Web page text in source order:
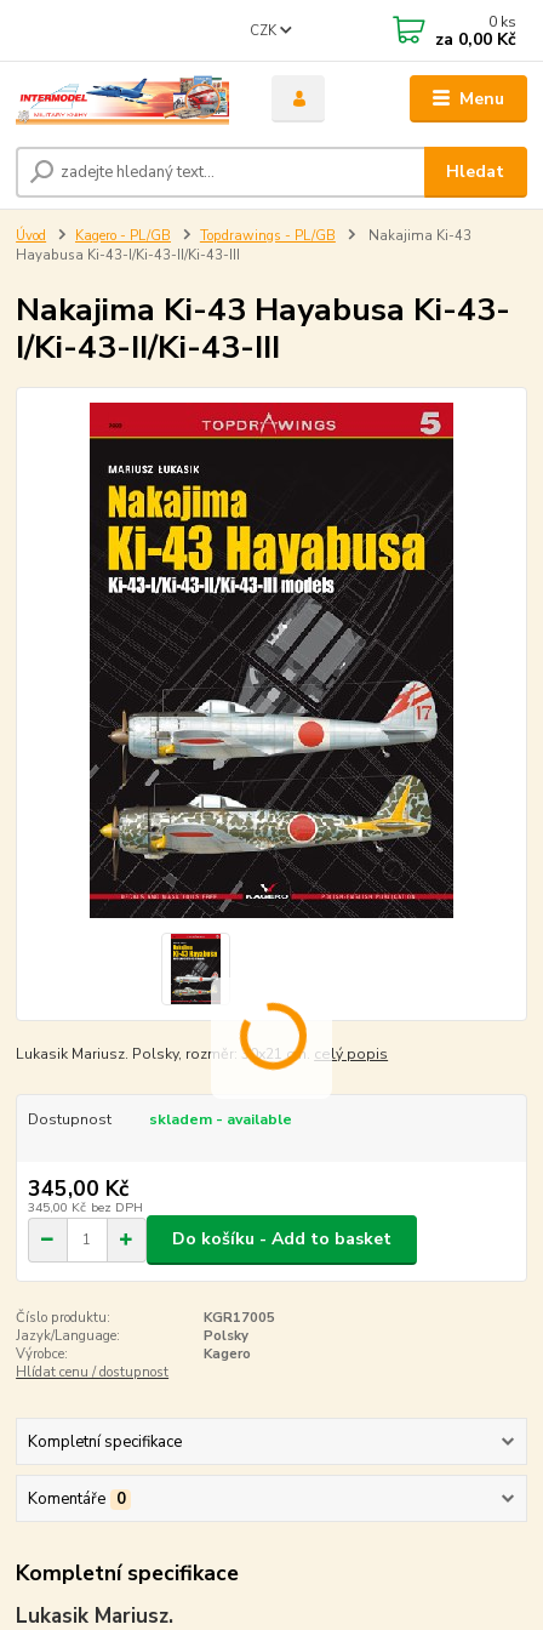
Menu
CZK
Hledat
0 ks
za 0,00 Kč
Úvod Kagero - PL/GB Topdrawings - PL/GB
Nakajima Ki-43
Hayabusa Ki-43-I/Ki-43-II/Ki-43-III
Nakajima Ki-43 Hayabusa Ki-43-
I/Ki-43-II/Ki-43-III
Lukasik Mariusz. Polsky, rozměr: 30x21 cm. celý popis
Dostupnost skladem - available
345,00 Kč
345,00 Kč bez DPH
Do košíku - Add to basket
Číslo produktu:
KGR17005
Jazyk/Language:
Polsky
Výrobce:
Kagero
Hlídat cenu / dostupnost
Kompletní specifikace
Komentáře 0
Kompletní specifikace
Lukasik Mariusz.